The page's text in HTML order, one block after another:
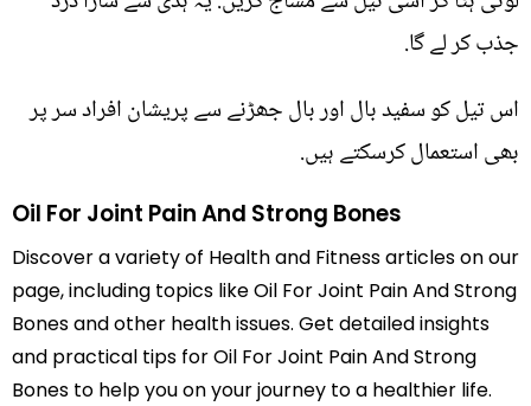
جذب کر لے گا.
اس تیل کو سفید بال اور بال جھڑنے سے پریشان افراد سر پر
بھی استعمال کرسکتے ہیں.
Oil For Joint Pain And Strong Bones
Discover a variety of Health and Fitness articles on our
page, including topics like Oil For Joint Pain And Strong
Bones and other health issues. Get detailed insights
and practical tips for Oil For Joint Pain And Strong
Bones to help you on your journey to a healthier life.